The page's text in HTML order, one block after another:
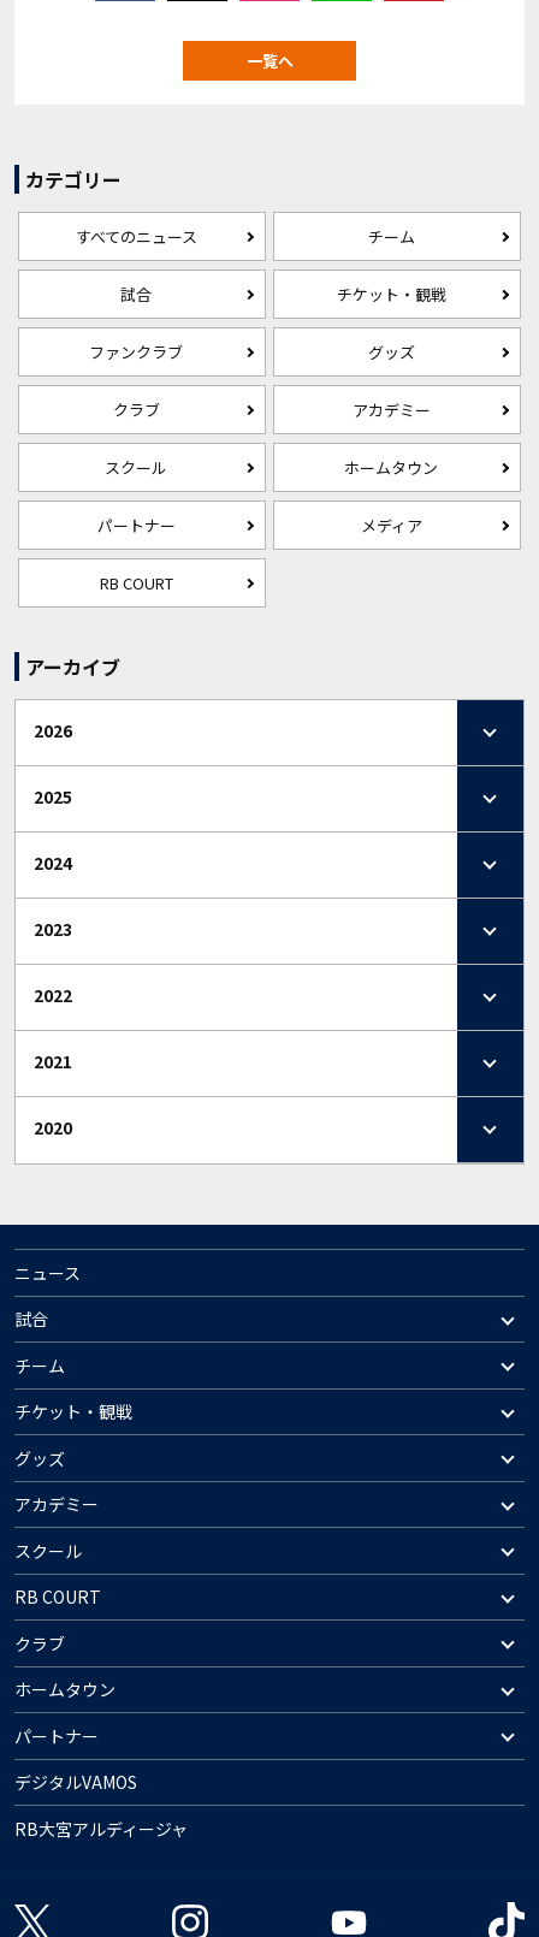
一覧へ
カテゴリー
すべてのニュース チーム
試合 チケット・観戦
ファンクラブ グッズ
クラブ アカデミー
スクール ホームタウン
パートナー メディア
RB COURT
アーカイブ
2026
2025
2024
2023
2022
2021
2020
ニュース
試合
チーム
チケット・観戦
グッズ
アカデミー
スクール
RB COURT
クラブ
ホームタウン
パートナー
デジタルVAMOS
RB大宮アルディージャ